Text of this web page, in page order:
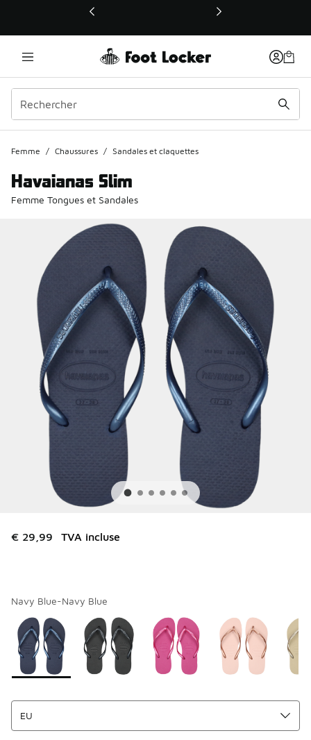
Ce lien ouvrira une nouvelle fenêtre
Femme / Chaussures / Sandales et claquettes
Havaianas Slim
Femme Tongues et Sandales
€ 29,99 TVA incluse
Navy Blue-Navy Blue
Page 1 sur 1 affichant 1 à 6 des 6 couleurs.
Merci de sélectionner un style*